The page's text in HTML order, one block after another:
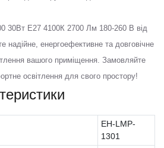
30Вт E27 4100К 2700 Лм 180-260 В від
надійне, енергоефективне та довговічне
вашого приміщення. Замовляйте
освітлення для свого простору!
EH-LMP-
1301